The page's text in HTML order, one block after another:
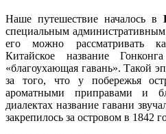
Наше путешествие началось в
специальным
его можно рассматривать
Китайское название
«благоухающая гавань». Такой
за того, что у побережья
ароматными приправами и
диалектах название гавани
закрепилось за островом в 1842